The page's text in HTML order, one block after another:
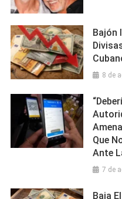
Bajón
8 de
Que
Ante
7 de
Baja